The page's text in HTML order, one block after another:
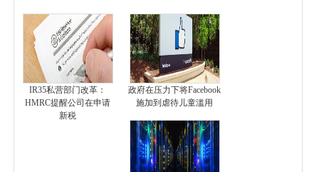
IR35私营部门改革：
HMRC提醒公司在申请
新税
政府在压力下将Facebook
施加到虐待儿童滥用